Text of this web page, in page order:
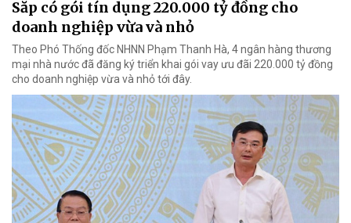
Sắp có gói tín dụng 220.000 tỷ đồng cho
doanh nghiệp vừa và nhỏ
Theo Phó Thống đốc NHNN Phạm Thanh Hà, 4 ngân hàng thương
mại nhà nước đã đăng ký triển khai gói vay ưu đãi 220.000 tỷ đồng
cho doanh nghiệp vừa và nhỏ tới đây.